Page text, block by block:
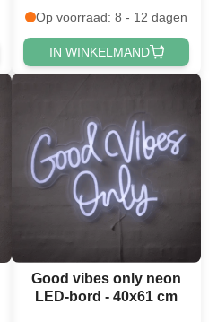
Op voorraad: 8 - 12 dagen
IN WINKELMAND
Good vibes only neon
LED-bord - 40x61 cm